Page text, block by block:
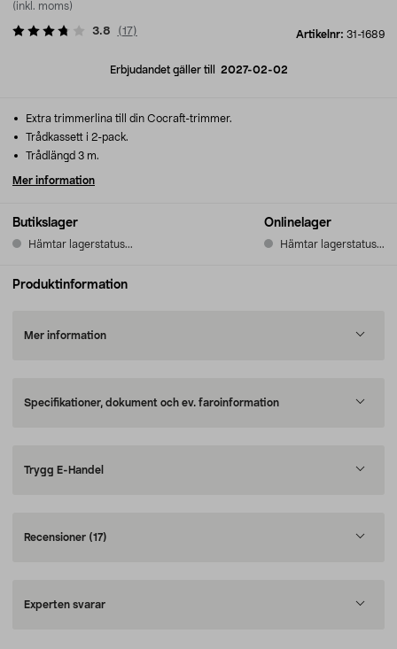
(inkl. moms)
Artikelnr: 31-1689
3.8 (17)
Erbjudandet gäller till 2027-02-02
Butikslager
Hämtar lagerstatus...
Onlinelager
Hämtar lagerstatus...
Extra trimmerlina till din Cocraft-trimmer.
Trådkassett i 2-pack.
Trådlängd 3 m.
Mer information
Produktinformation
Mer information
Specifikationer, dokument och ev. faroinformation
Trygg E-Handel
Recensioner (17)
Experten svarar